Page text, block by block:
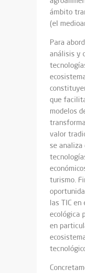
ámbito
(el
Para
análisis y
que
modelos
valor
se
turismo.
las TIC
ecológica
en